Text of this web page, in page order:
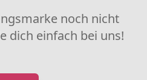
noch nicht
dich einfach bei uns!